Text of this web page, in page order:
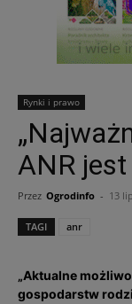
Rynki i prawo
ANR jest
Przez Ogrodinfo - 13
TAGI anr
„Aktualne
gospodarstw